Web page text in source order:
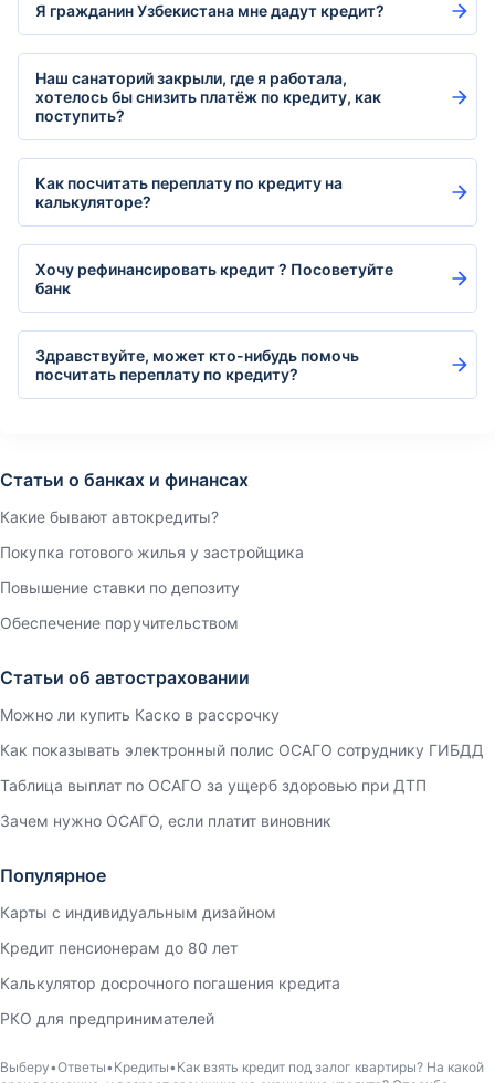
Я гражданин Узбекистана мне дадут кредит?
Наш санаторий закрыли, где я работала,
хотелось бы снизить платёж по кредиту, как
поступить?
Как посчитать переплату по кредиту на
калькуляторе?
Хочу рефинансировать кредит ? Посоветуйте
банк
Здравствуйте, может кто-нибудь помочь
посчитать переплату по кредиту?
Статьи о банках и финансах
Какие бывают автокредиты?
Покупка готового жилья у застройщика
Повышение ставки по депозиту
Обеспечение поручительством
Статьи об автостраховании
Можно ли купить Каско в рассрочку
Как показывать электронный полис ОСАГО сотруднику ГИБДД
Таблица выплат по ОСАГО за ущерб здоровью при ДТП
Зачем нужно ОСАГО, если платит виновник
Популярное
Карты с индивидуальным дизайном
Кредит пенсионерам до 80 лет
Калькулятор досрочного погашения кредита
РКО для предпринимателей
Выберу Ответы Кредиты Как взять кредит под залог квартиры? На какой